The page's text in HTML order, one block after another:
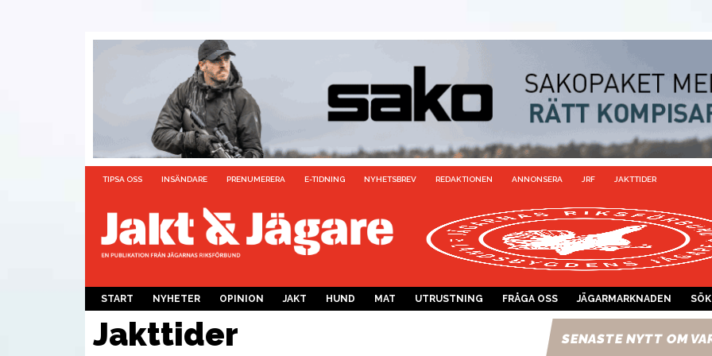
TIPSA OSS INSÄNDARE PRENUMERERA E-TIDNING NYHETSBREV REDAKTIONEN ANNONSERA JRF JAKTTIDER
START NYHETER OPINION JAKT HUND MAT UTRUSTNING FRÅGA OSS JÄGARMARKNADEN SÖK
Jakttider SENASTE NYTT OM